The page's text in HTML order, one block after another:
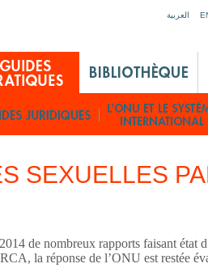
العربية
SEXUELLES
de nombreux rapports faisant état
la réponse de l’ONU est restée